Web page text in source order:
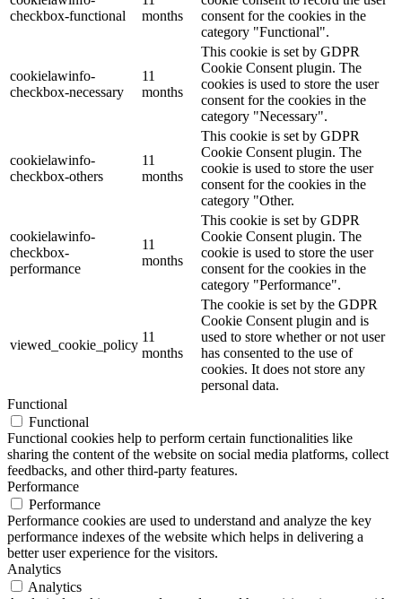
checkbox-functional
months
consent for the cookies in the
category "Functional".
cookielawinfo-
checkbox-necessary
11
months
This cookie is set by GDPR
Cookie Consent plugin. The
cookies is used to store the user
consent for the cookies in the
category "Necessary".
cookielawinfo-
checkbox-others
11
months
This cookie is set by GDPR
Cookie Consent plugin. The
cookie is used to store the user
consent for the cookies in the
category "Other.
cookielawinfo-
checkbox-
performance
11
months
This cookie is set by GDPR
Cookie Consent plugin. The
cookie is used to store the user
consent for the cookies in the
category "Performance".
viewed_cookie_policy
11
months
The cookie is set by the GDPR
Cookie Consent plugin and is
used to store whether or not user
has consented to the use of
cookies. It does not store any
personal data.
Functional
Functional
Functional cookies help to perform certain functionalities like
sharing the content of the website on social media platforms, collect
feedbacks, and other third-party features.
Performance
Performance
Performance cookies are used to understand and analyze the key
performance indexes of the website which helps in delivering a
better user experience for the visitors.
Analytics
Analytics